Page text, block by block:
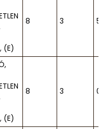
(E)
8 3
(E)
8 3